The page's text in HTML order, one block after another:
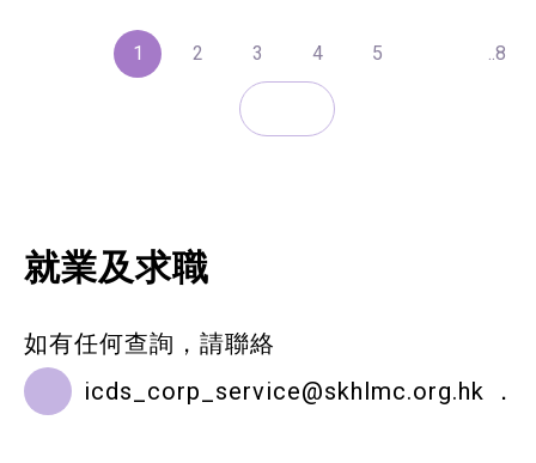
1 2 3 4 5 ..8
就業及求職
如有任何查詢，請聯絡
icds_corp_service@skhlmc.org.hk ．